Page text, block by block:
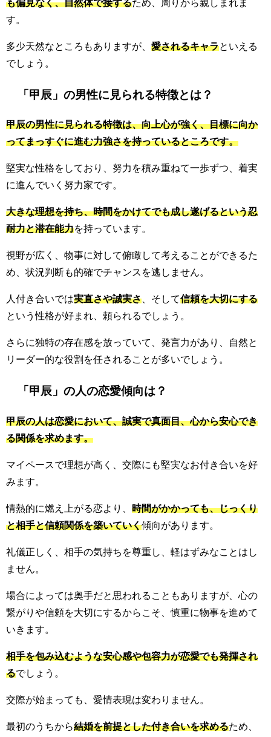
も偏見なく、自然体で接するため、周りから親しまれま
す。
多少天然なところもありますが、 愛されるキャラといえる
でしょう。
「甲辰」の男性に見られる特徴とは？
甲辰の男性に見られる特徴は、向上心が強く、目標に向か
ってまっすぐに進む力強さを持っているところです。
堅実な性格をしており、努力を積み重ねて一歩ずつ、着実
に進んでいく努力家です。
大きな理想を持ち、時間をかけてでも成し遂げるという忍
耐力と潜在能力を持っています。
視野が広く、物事に対して俯瞰して考えることができるた
め、状況判断も的確でチャンスを逃しません。
人付き合いでは実直さや誠実さ 、そして信頼を大切にする
という性格が好まれ、頼られるでしょう。
さらに独特の存在感を放っていて、発言力があり、自然と
リーダー的な役割を任されることが多いでしょう。
「甲辰」の人の恋愛傾向は？
甲辰の人は恋愛において、誠実で真面目、心から安心でき
る関係を求めます。
マイペースで理想が高く、交際にも堅実なお付き合いを好
みます。
情熱的に燃え上がる恋より、 時間がかかっても、じっくり
と相手と信頼関係を築いていく傾向があります。
礼儀正しく、相手の気持ちを尊重し、軽はずみなことはし
ません。
場合によっては奥手だと思われることもありますが、心の
繋がりや信頼を大切にするからこそ、慎重に物事を進めて
いきます。
相手を包み込むような安心感や包容力が恋愛でも発揮され
るでしょう。
交際が始まっても、愛情表現は変わりません。
最初のうちから結婚を前提とした付き合いを求めるため、